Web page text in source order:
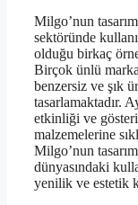
Milgo’nun
sektöründe
olduğu birkaç
Birçok ünlü
benzersiz ve şık
tasarlamaktadır.
etkinliği ve
malzemelerine
Milgo’nun
dünyasındaki
yenilik ve estetik